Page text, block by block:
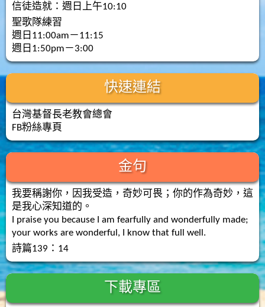
信徒造就：週日上午10:10
聖歌隊練習
週日11:00am－11:15
週日1:50pm－3:00
快速連結
台灣基督長老教會總會
FB粉絲專頁
金句
我要稱謝你，因我受造，奇妙可畏；你的作為奇妙，這
是我心深知道的。
I praise you because I am fearfully and wonderfully made;
your works are wonderful, I know that full well.
詩篇139：14
下載專區